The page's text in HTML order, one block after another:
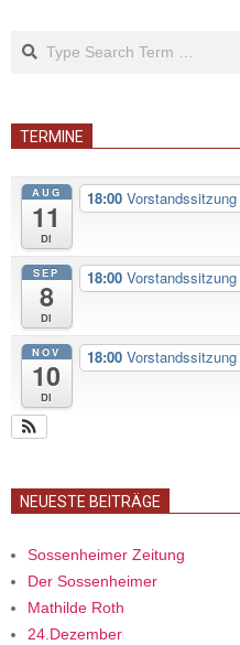
TERMINE
AUG
11
Di
18:00 Vorstandssitzung
SEP
8
Di
18:00 Vorstandssitzung
NOV
10
Di
18:00 Vorstandssitzung
NEUESTE BEITRÄGE
Sossenheimer Zeitung
Der Sossenheimer
Mathilde Roth
24.Dezember